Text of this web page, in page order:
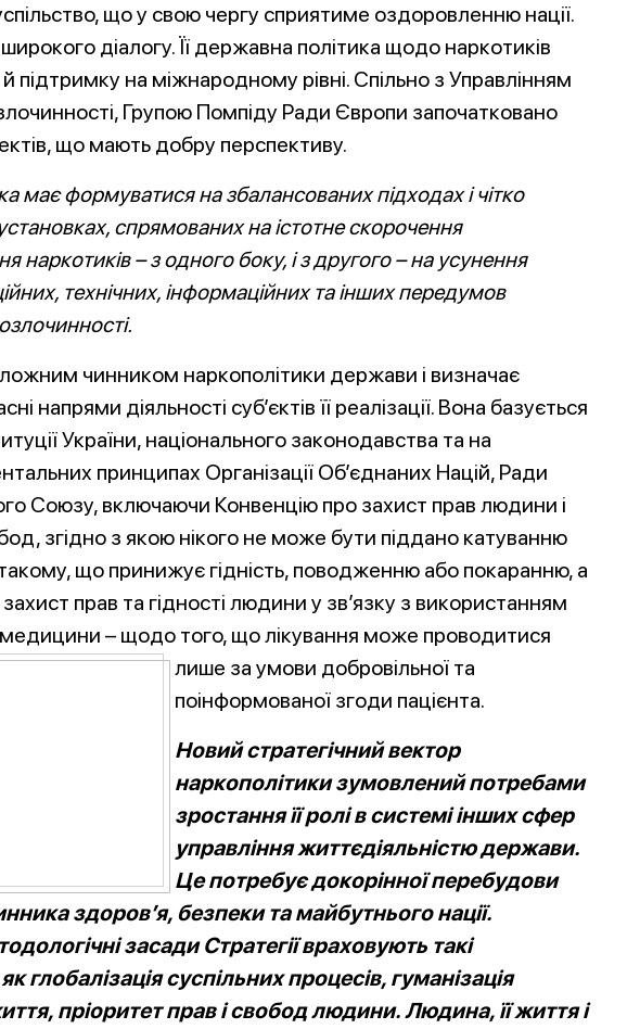
що у свою чергу сприятиме оздоровленню нації.
діалогу. Її державна політика щодо наркотиків
підтримку на міжнародному рівні. Спільно з Управлінням
Групою Помпіду Ради Європи започатковано
що мають добру перспективу.
має формуватися на збалансованих підходах і чітко
спрямованих на істотне скорочення
наркотиків – з одного боку, і з другого – на усунення
технічних, інформаційних та інших передумов
чинником наркополітики держави і визначає
напрями діяльності суб’єктів її реалізації. Вона базується
України, національного законодавства та на
принципах Організації Об’єднаних Націй, Ради
Союзу, включаючи Конвенцію про захист прав людини і
згідно з якою нікого не може бути піддано катуванню
що принижує гідність, поводженню або покаранню, а
прав та гідності людини у зв’язку з використанням
медицини – щодо того, що лікування може проводитися
лише за умови добровільної та
поінформованої згоди пацієнта.
Новий стратегічний вектор
наркополітики зумовлений потребами
зростання її ролі в системі інших сфер
управління життєдіяльністю держави.
Це потребує докорінної перебудови
здоров’я, безпеки та майбутнього нації.
засади Стратегії враховують такі
глобалізація суспільних процесів, гуманізація
пріоритет прав і свобод людини. Людина, її життя і